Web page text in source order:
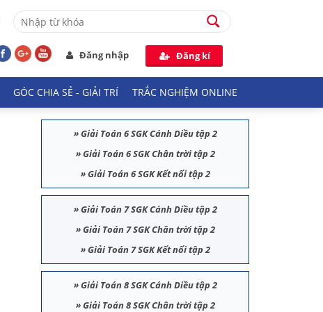
Đăng nhập Đăng kí
GÓC CHIA SẺ - GIẢI TRÍ TRẮC NGHIỆM ONLINE
»Giải Toán 6 SGK Cánh Diều tập 2
»Giải Toán 6 SGK Chân trời tập 2
»Giải Toán 6 SGK Kết nối tập 2
»Giải Toán 7 SGK Cánh Diều tập 2
»Giải Toán 7 SGK Chân trời tập 2
»Giải Toán 7 SGK Kết nối tập 2
»Giải Toán 8 SGK Cánh Diều tập 2
»Giải Toán 8 SGK Chân trời tập 2